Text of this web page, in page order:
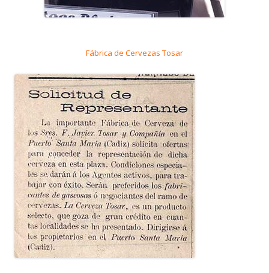
Fábrica de Cervezas Tosar